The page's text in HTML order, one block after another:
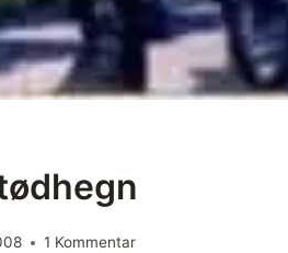
1 Kommentar